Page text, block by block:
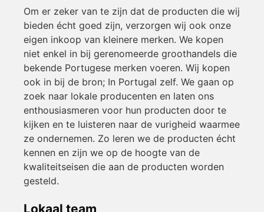
Om er zeker van te zijn dat de producten die wij
bieden écht goed zijn, verzorgen wij ook onze
eigen inkoop van kleinere merken. We kopen
niet enkel in bij gerenomeerde groothandels die
bekende Portugese merken voeren. Wij kopen
ook in bij de bron; In Portugal zelf. We gaan op
zoek naar lokale producenten en laten ons
enthousiasmeren voor hun producten door te
kijken en te luisteren naar de vurigheid waarmee
ze ondernemen. Zo leren we de producten écht
kennen en zijn we op de hoogte van de
kwaliteitseisen die aan de producten worden
gesteld.
Lokaal team